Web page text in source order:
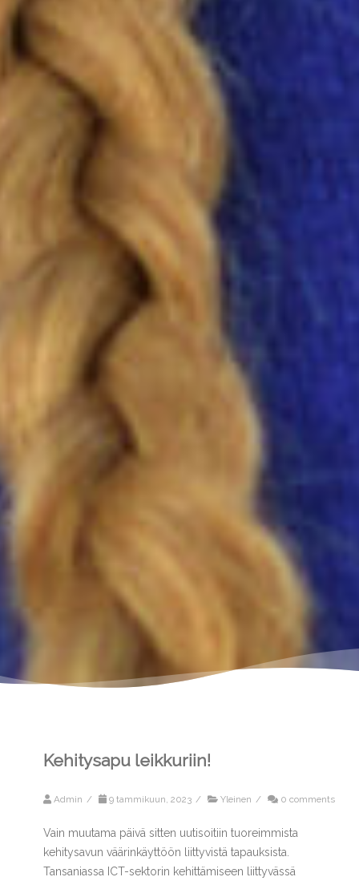
Kehitysapu leikkuriin!
Admin / 9 tammikuun, 2023 / Yleinen / 0 comments
Vain muutama päivä sitten uutisoitiin tuoreimmista
kehitysavun väärinkäyttöön liittyvistä tapauksista.
Tansaniassa ICT-sektorin kehittämiseen liittyvässä